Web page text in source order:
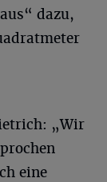
dazu,
„Wir
eine